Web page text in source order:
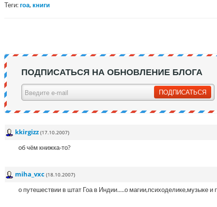
Теги:гоа,книги
ПОДПИСАТЬСЯ НА ОБНОВЛЕНИЕ БЛОГА
kkirgizz (17.10.2007)
об чём книжка-то?
miha_vxc (18.10.2007)
о путешествии в штат Гоа в Индии.....о магии,психоделике,музыке и